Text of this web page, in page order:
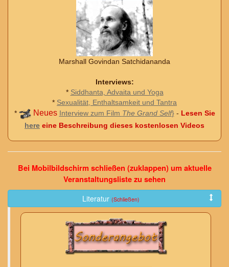
Marshall Govindan Satchidananda
Interviews:
* Siddhanta, Advaita und Yoga
* Sexualität, Enthaltsamkeit und Tantra
*
Neues Interview zum Film The Grand Self}- Lesen Sie
here eine Beschreibung dieses kostenlosen Videos
Bei Mobilbildschirm schließen (zuklappen) um aktuelle
Veranstaltungsliste zu sehen
Literatur (Schließen)